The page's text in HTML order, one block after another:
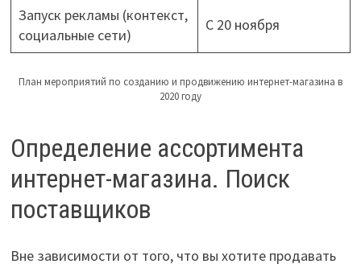
Запуск рекламы (контекст,
социальные сети)
С 20 ноября
План мероприятий по созданию и продвижению интернет-магазина в
2020 году
Определение ассортимента
интернет-магазина. Поиск
поставщиков
Вне зависимости от того, что вы хотите продавать